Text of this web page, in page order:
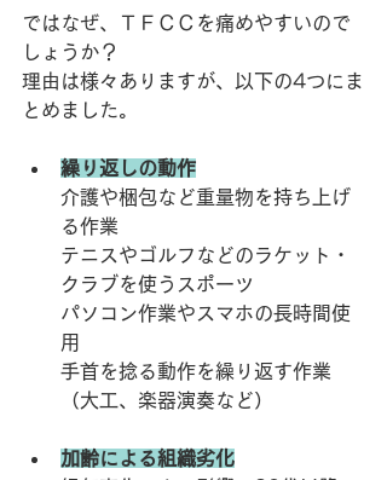
ではなぜ、ＴＦＣＣを痛めやすいので
しょうか？
理由は様々ありますが、以下の4つにま
とめました。
繰り返しの動作
介護や梱包など重量物を持ち上げ
る作業
テニスやゴルフなどのラケット・
クラブを使うスポーツ
パソコン作業やスマホの長時間使
用
手首を捻る動作を繰り返す作業
（大工、楽器演奏など）
加齢による組織劣化